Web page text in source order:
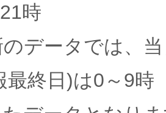
時
データでは、
最終日)は0～9時